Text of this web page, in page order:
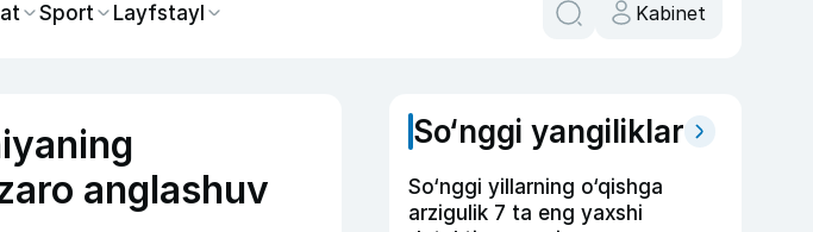
Sport Layfstayl Kabinet
anglashuv
So‘nggi yangiliklar
So‘nggi yillarning o‘qishga
arzigulik 7 ta eng yaxshi